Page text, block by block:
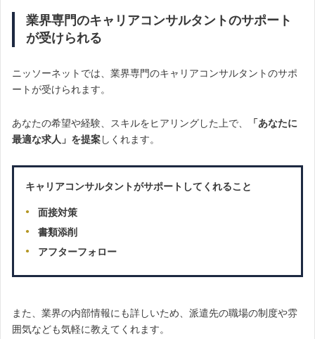
業界専門のキャリアコンサルタントのサポート
が受けられる
ニッソーネットでは、業界専門のキャリアコンサルタントのサポ
ートが受けられます。
あなたの希望や経験、スキルをヒアリングした上で、
「あなたに
最適な求人」を提案しくれます。
キャリアコンサルタントがサポートしてくれること
面接対策
書類添削
アフターフォロー
また、業界の内部情報にも詳しいため、派遣先の職場の制度や雰
囲気なども気軽に教えてくれます。